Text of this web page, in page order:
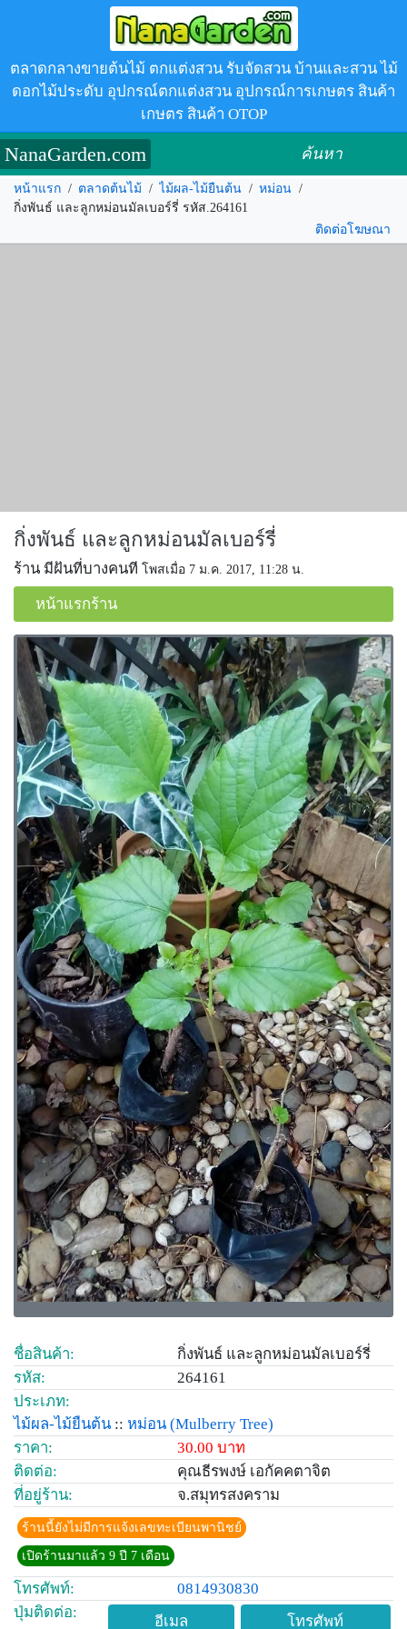
ตลาดกลางขายต้นไม้ ตกแต่งสวน รับจัดสวน บ้านและสวน ไม้
ดอกไม้ประดับ อุปกรณ์ตกแต่งสวน อุปกรณ์การเกษตร สินค้า
เกษตร สินค้า OTOP
NanaGarden.com ค้นหา
หน้าแรก / ตลาดต้นไม้ / ไม้ผล-ไม้ยืนต้น / หม่อน /
กิ่งพันธ์ และลูกหม่อนมัลเบอร์รี่ รหัส.264161
ติดต่อโฆษณา
กิ่งพันธ์ และลูกหม่อนมัลเบอร์รี่
ร้าน มีฝันที่บางคนที โพสเมื่อ 7 ม.ค. 2017, 11:28 น.
หน้าแรกร้าน
ชื่อสินค้า:
กิ่งพันธ์ และลูกหม่อนมัลเบอร์รี่
รหัส:
264161
ประเภท:
ไม้ผล-ไม้ยืนต้น :: หม่อน (Mulberry Tree)
ราคา:
30.00 บาท
ติดต่อ:
คุณธีรพงษ์ เอกัคคตาจิต
ที่อยู่ร้าน:
จ.สมุทรสงคราม
ร้านนี้ยังไม่มีการแจ้งเลขทะเบียนพานิชย์
เปิดร้านมาแล้ว 9 ปี 7 เดือน
โทรศัพท์:
0814930830
ปุ่มติดต่อ:
อีเมล โทรศัพท์